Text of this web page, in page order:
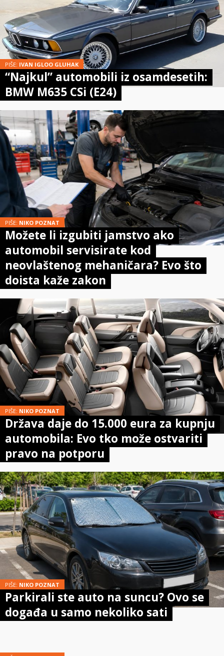
PIŠE: IVAN IGLOO GLUHAK
“Najkul” automobili iz osamdesetih:
BMW M635 CSi (E24)
PIŠE: NIKO POZNAT
Možete li izgubiti jamstvo ako
automobil servisirate kod
neovlaštenog mehaničara? Evo što
doista kaže zakon
PIŠE: NIKO POZNAT
Država daje do 15.000 eura za kupnju
automobila: Evo tko može ostvariti
pravo na potporu
PIŠE: NIKO POZNAT
Parkirali ste auto na suncu? Ovo se
događa u samo nekoliko sati